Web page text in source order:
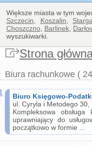
Większe miasta w tym
Szczecin
Koszalin
Choszczno
Barlinek
wyszukiwarki.
Strona
Biura rachunkowe (
Biuro Księgowo-
ul. Cyryla i Metodego 30,
Kompleksowa
uprawniający do
początkowo w formie ...